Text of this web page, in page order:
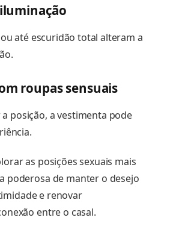
ou até escuridão total alteram a
roupas sensuais
posição, a vestimenta pode
as posições sexuais mais
poderosa de manter o desejo
e renovar
entre o casal.